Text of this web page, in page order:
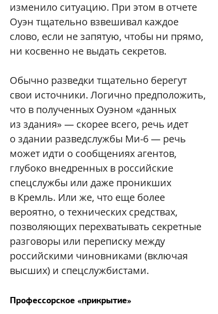
изменило ситуацию. При этом в отчете
Оуэн тщательно взвешивал каждое
слово, если не запятую, чтобы ни прямо,
ни косвенно не выдать секретов.
Обычно разведки тщательно берегут
свои источники. Логично предположить,
что в полученных Оуэном «данных
из здания» — скорее всего, речь идет
о здании разведслужбы Ми-6 — речь
может идти о сообщениях агентов,
глубоко внедренных в российские
спецслужбы или даже проникших
в Кремль. Или же, что еще более
вероятно, о технических средствах,
позволяющих перехватывать секретные
разговоры или переписку между
российскими чиновниками (включая
высших) и спецслужбистами.
Профессорское «прикрытие»